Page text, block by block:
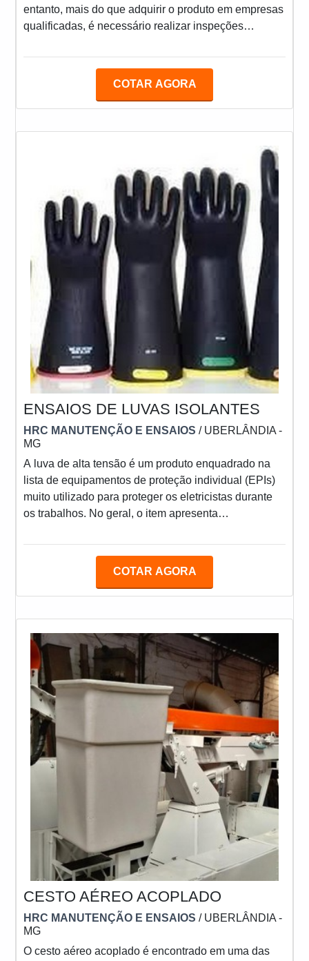
entanto, mais do que adquirir o produto em empresas
qualificadas, é necessário realizar inspeções
ensaios, é fundamental que a empresa de ensaios de
vigente.Ademais, é importante que a empresa
COTAR AGORA
ENSAIOS DE LUVAS ISOLANTES
HRC MANUTENÇÃO E ENSAIOS / UBERLÂNDIA -
MG
A luva de alta tensão é um produto enquadrado na
lista de equipamentos de proteção individual (EPIs)
muito utilizado para proteger os eletricistas durante
os trabalhos. No geral, o item apresenta
a integridade física dos usuários. Dessa forma, é
O PRODUTOÉ comum que profissionais da área em
COTAR AGORA
CESTO AÉREO ACOPLADO
HRC MANUTENÇÃO E ENSAIOS / UBERLÂNDIA -
MG
O cesto aéreo acoplado é encontrado em uma das